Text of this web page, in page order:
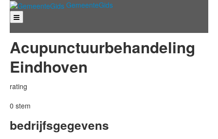
GemeenteGids
GEMEENTEGIDS SPORT
CONTACT
REGISTREER
AANMELDEN
Acupunctuurbehandeling
Eindhoven
rating
0 stem
bedrijfsgegevens